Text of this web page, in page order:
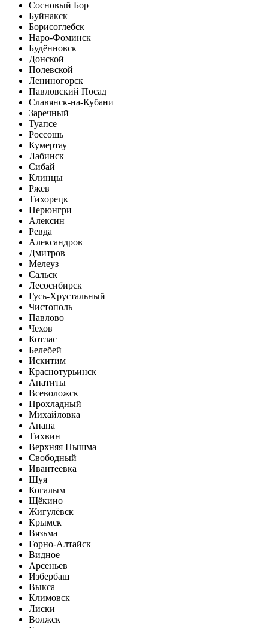
Сосновый Бор
Буйнакск
Борисоглебск
Наро-Фоминск
Будённовск
Донской
Полевской
Лениногорск
Павловский Посад
Славянск-на-Кубани
Заречный
Туапсе
Россошь
Кумертау
Лабинск
Сибай
Клинцы
Ржев
Тихорецк
Нерюнгри
Алексин
Ревда
Александров
Дмитров
Мелеуз
Сальск
Лесосибирск
Гусь-Хрустальный
Чистополь
Павлово
Чехов
Котлас
Белебей
Искитим
Краснотурьинск
Апатиты
Всеволожск
Прохладный
Михайловка
Анапа
Тихвин
Верхняя Пышма
Свободный
Ивантеевка
Шуя
Когалым
Щёкино
Жигулёвск
Крымск
Вязьма
Горно-Алтайск
Видное
Арсеньев
Избербаш
Выкса
Климовск
Лиски
Волжск